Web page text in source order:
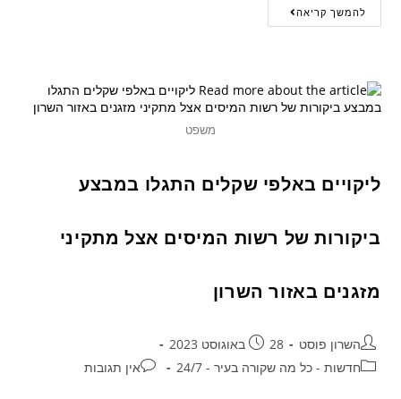
להמשך קריאה
משפט
ליקויים באלפי שקלים התגלו במבצע
ביקורות של רשות המיסים אצל מתקיני
מזגנים באזור השרון
השרון פוסט
28 באוגוסט 2023
חדשות - כל מה שקורה בעיר - 24/7
אין תגובות